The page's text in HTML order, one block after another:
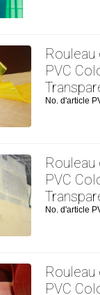
Rouleau
PVC
No. d'article
Rouleau
PVC
No. d'article
Rouleau
PVC